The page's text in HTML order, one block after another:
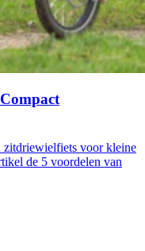
zitdriewielfiets voor kleine
de 5 voordelen van